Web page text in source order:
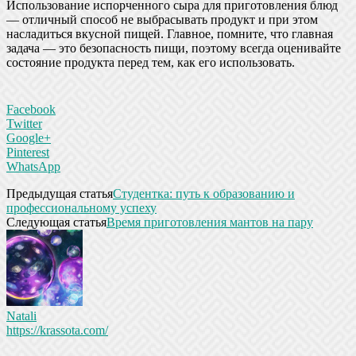
Использование испорченного сыра для приготовления блюд
— отличный способ не выбрасывать продукт и при этом
насладиться вкусной пищей. Главное, помните, что главная
задача — это безопасность пищи, поэтому всегда оценивайте
состояние продукта перед тем, как его использовать.
Facebook
Twitter
Google+
Pinterest
WhatsApp
Предыдущая статьяСтудентка: путь к образованию и
профессиональному успеху
Следующая статьяВремя приготовления мантов на пару
Natali
https://krassota.com/